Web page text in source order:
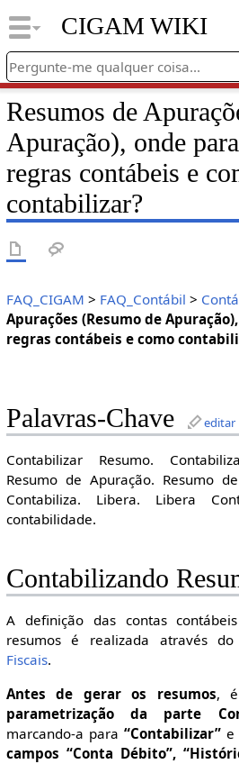
CIGAM WIKI
Resumos de
Apuração), onde
regras contábeis e
contabilizar?
FAQ_CIGAM > FAQ_Contábil >
Apurações (Resumo de
regras contábeis e como
Palavras-Chave editar
Contabilizar Resumo.
Resumo de Apuração. Resumo
Contabiliza. Libera. Libera
contabilidade.
Contabilizando
A definição das contas
resumos é realizada através
Fiscais.
Antes de gerar os resumos,
parametrização da parte
marcando-a para “Contabilizar”e
campos “Conta Débito”,